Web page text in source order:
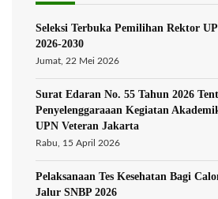
Seleksi Terbuka Pemilihan Rektor
2026-2030
Jumat, 22 Mei 2026
Surat Edaran No. 55 Tahun 2026
Penyelenggaraaan Kegiatan
UPN Veteran Jakarta
Rabu, 15 April 2026
Pelaksanaan Tes Kesehatan Bagi
Jalur SNBP 2026